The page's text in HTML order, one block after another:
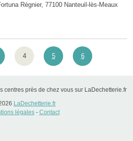
Régnier, 77100 Nanteuil-lès-Meaux
4 5 6
centres près de chez vous sur LaDechetterie.fr
LaDechetterie.fr
légales- Contact